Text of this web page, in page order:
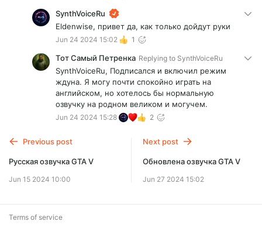
SynthVoiceRu
Eldenwise, привет да, как только дойдут руки
Jun 24 2024 15:02 1
Тот Самый Петренка Replying to SynthVoiceRu
SynthVoiceRu, Подписался и включил режим
ждуна. Я могу почти спокойно играть на
английском, но хотелось бы нормальную
озвучку на родном великом и могучем.
Jun 24 2024 15:28 2
Previous post
Русская озвучка GTA V
Jun 15 2024 10:00
Next post
Обновлена озвучка GTA V
Jun 27 2024 15:02
Terms of service